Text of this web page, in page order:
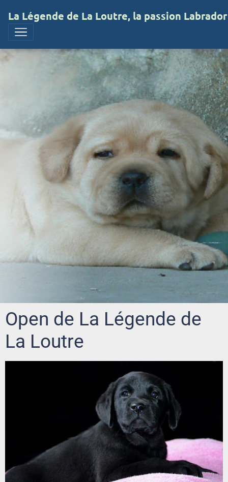
La Légende de La Loutre, la passion
Open de La Légende de
La Loutre